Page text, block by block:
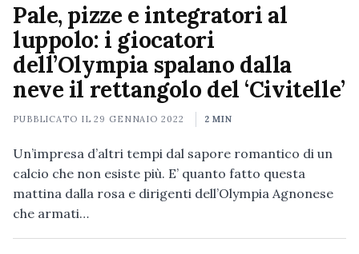
Pale, pizze e integratori al
luppolo: i giocatori
dell’Olympia spalano dalla
neve il rettangolo del ‘Civitelle’
PUBBLICATO IL29 GENNAIO 2022 2 MIN
Un’impresa d’altri tempi dal sapore romantico di un
calcio che non esiste più. E’ quanto fatto questa
mattina dalla rosa e dirigenti dell’Olympia Agnonese
che armati…